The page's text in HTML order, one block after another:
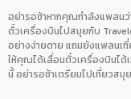
อย่ารอช้าหากคุณกำลังแพลนว่
ตั๋วเครื่องบินไปสมุยกับ
อย่างง่ายดาย แถมยังแพลนเ
ให้คุณได้เลื่อนตั๋วเครื่องบินได้
นี้ อย่ารอช้าเตรียมไปเที่ยวสมุ